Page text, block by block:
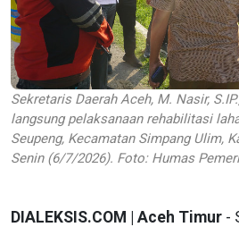
Sekretaris Daerah Aceh, M. Nasir,
langsung pelaksanaan rehabilitasi
Seupeng, Kecamatan Simpang Ulim,
Senin (6/7/2026). Foto: Humas
DIALEKSIS.COM | Aceh Timur -